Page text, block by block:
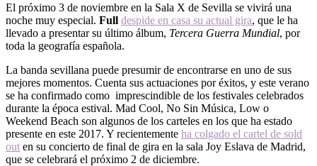
El próximo 3 de noviembre en la Sala X de Sevilla se vivirá una
noche muy especial. Full despide en casa su actual gira, que le ha
llevado a presentar su último álbum, Tercera Guerra Mundial, por
toda la geografía española.
La banda sevillana puede presumir de encontrarse en uno de sus
mejores momentos. Cuenta sus actuaciones por éxitos, y este verano
se ha confirmado como imprescindible de los festivales celebrados
durante la época estival. Mad Cool, No Sin Música, Low o
Weekend Beach son algunos de los carteles en los que ha estado
presente en este 2017. Y recientemente ha colgado el cartel de sold
out en su concierto de final de gira en la sala Joy Eslava de Madrid,
que se celebrará el próximo 2 de diciembre.